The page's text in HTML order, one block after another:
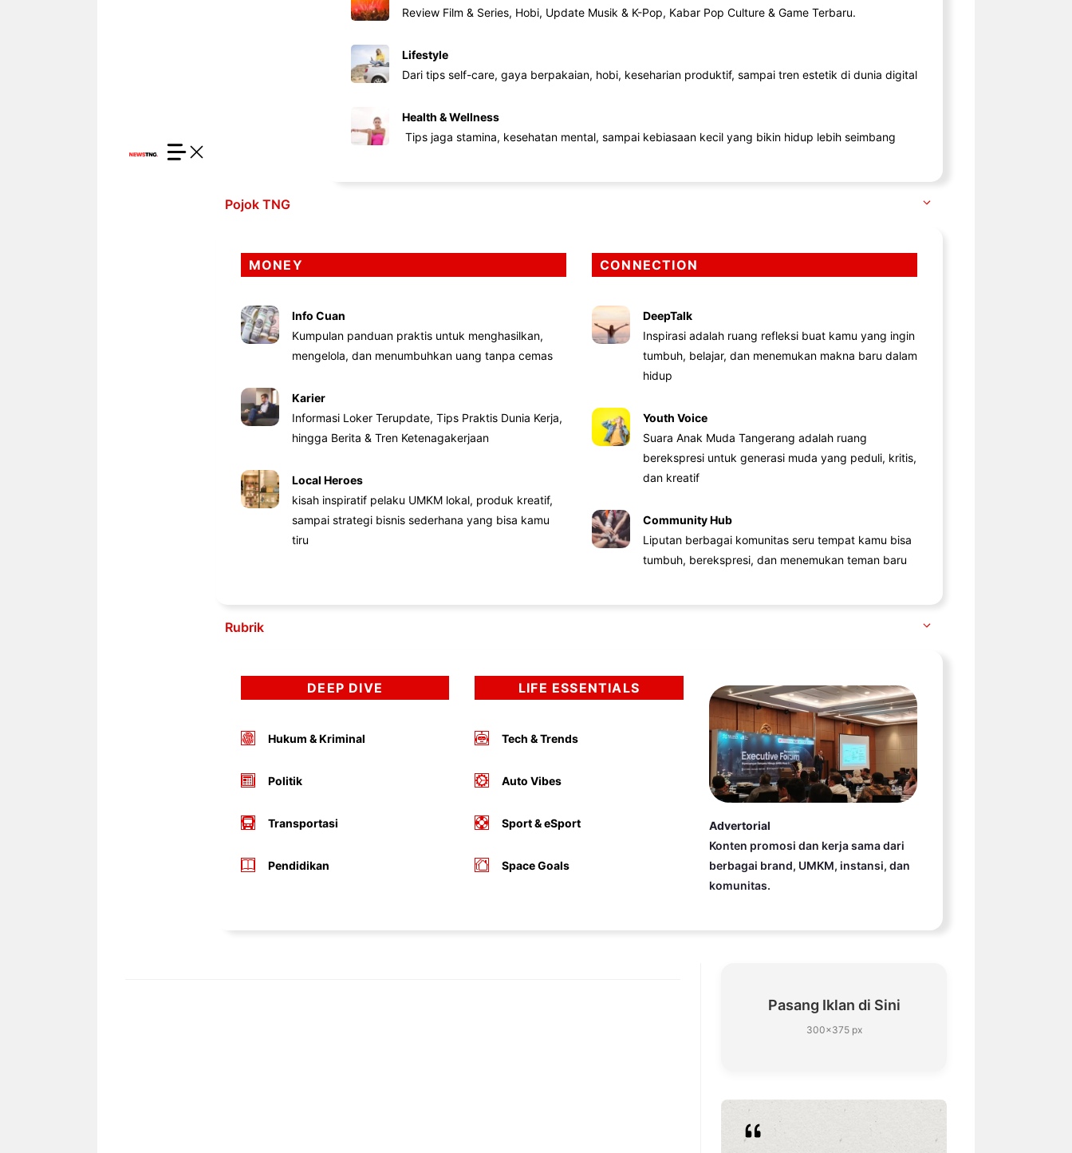
Review Film & Series, Hobi, Update Musik & K-Pop, Kabar Pop Culture & Game Terbaru.
Lifestyle
Dari tips self-care, gaya berpakaian, hobi, keseharian produktif, sampai tren estetik di dunia digital
Health & Wellness
Tips jaga stamina, kesehatan mental, sampai kebiasaan kecil yang bikin hidup lebih seimbang
Pojok TNG
MONEY
Info Cuan
Kumpulan panduan praktis untuk menghasilkan,
mengelola, dan menumbuhkan uang tanpa cemas
Karier
Informasi Loker Terupdate, Tips Praktis Dunia Kerja,
hingga Berita & Tren Ketenagakerjaan
Local Heroes
kisah inspiratif pelaku UMKM lokal, produk kreatif,
sampai strategi bisnis sederhana yang bisa kamu
tiru
CONNECTION
DeepTalk
Inspirasi adalah ruang refleksi buat kamu yang ingin
tumbuh, belajar, dan menemukan makna baru dalam
hidup
Youth Voice
Suara Anak Muda Tangerang adalah ruang
berekspresi untuk generasi muda yang peduli, kritis,
dan kreatif
Community Hub
Liputan berbagai komunitas seru tempat kamu bisa
tumbuh, berekspresi, dan menemukan teman baru
Rubrik
DEEP DIVE
Hukum & Kriminal
Politik
Transportasi
Pendidikan
LIFE ESSENTIALS
Tech & Trends
Auto Vibes
Sport & eSport
Space Goals
Advertorial
Konten promosi dan kerja sama dari
berbagai brand, UMKM, instansi, dan
komunitas.
Pasang Iklan di Sini
300×375 px